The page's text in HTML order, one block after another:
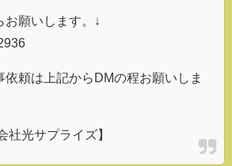
お願いします。↓
依頼は上記からDMの程お願いしま
社光サプライズ】